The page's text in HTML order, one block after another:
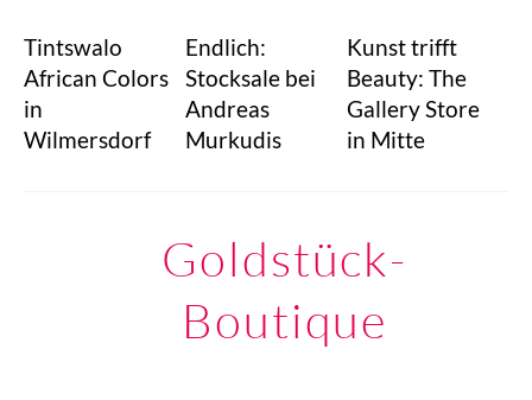
Tintswalo
African Colors
in
Wilmersdorf
Endlich:
Stocksale bei
Andreas
Murkudis
Kunst trifft
Beauty: The
Gallery Store
in Mitte
Goldstück-
Boutique